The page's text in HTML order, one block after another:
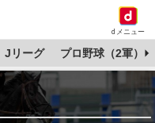
dメニュー
Jリーグ プロ野球（2軍）